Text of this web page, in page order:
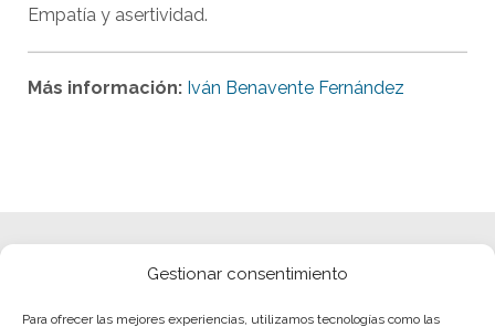
Gestionar consentimiento
Para ofrecer las mejores experiencias, utilizamos tecnologías como las
Empatía y asertividad.
Más información: Iván Benavente Fernández